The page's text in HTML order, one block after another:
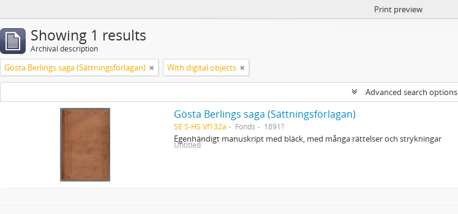
Print preview
Showing 1 results
Archival description
Gösta Berlings saga (Sättningsförlagan) With digital objects
Advanced search options
Gösta Berlings saga (Sättningsförlagan)
SE S-HS Vf132a Fonds 1891?
Egenhändigt manuskript med bläck, med många rättelser och strykningar
Untitled